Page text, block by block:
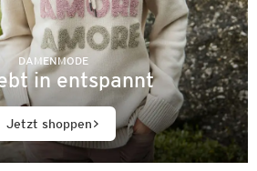
DAMENMODE
in entspannt
Jetzt shoppen